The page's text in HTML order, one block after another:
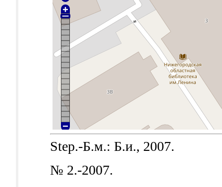
Step.-Б.м.: Б.и., 2007.
№ 2.-2007.